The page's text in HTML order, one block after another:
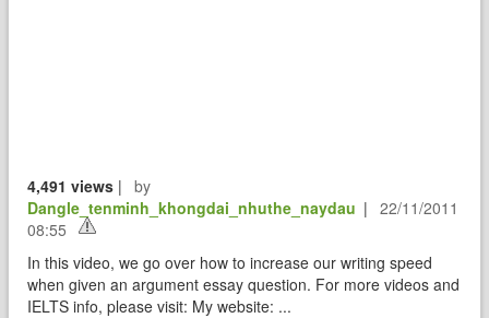
4,491 views |
by
Dangle_tenminh_khongdai_nhuthe_naydau |
22/11/2011
08:55
In this video, we go over how to increase our writing speed
when given an argument essay question. For more videos and
IELTS info, please visit: My website: ...